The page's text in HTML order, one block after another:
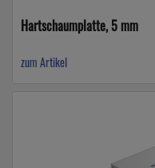
Hartschaumplatte, 5 mm
zum Artikel